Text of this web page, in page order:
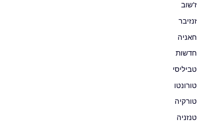
ז'שוב
זנזיבר
חאניה
חדשות
טביליסי
טורונטו
טורקיה
טנזניה